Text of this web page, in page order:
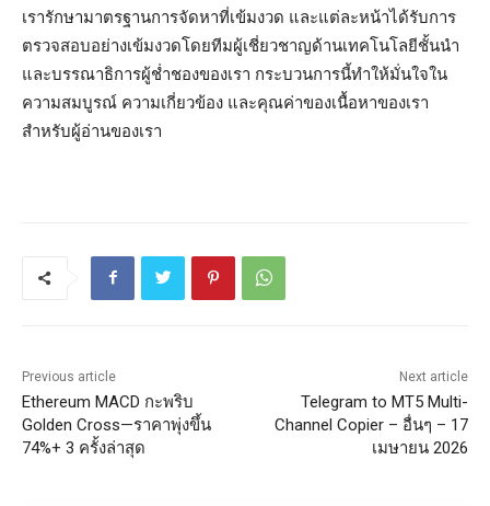
เรารักษามาตรฐานการจัดหาที่เข้มงวด และแต่ละหน้าได้รับการ
ตรวจสอบอย่างเข้มงวดโดยทีมผู้เชี่ยวชาญด้านเทคโนโลยีชั้นนำ
และบรรณาธิการผู้ช่ำชองของเรา กระบวนการนี้ทำให้มั่นใจใน
ความสมบูรณ์ ความเกี่ยวข้อง และคุณค่าของเนื้อหาของเรา
สำหรับผู้อ่านของเรา
Previous article
Ethereum MACD กะพริบ
Golden Cross—ราคาพุ่งขึ้น
74%+ 3 ครั้งล่าสุด
Next article
Telegram to MT5 Multi-
Channel Copier – อื่นๆ – 17
เมษายน 2026